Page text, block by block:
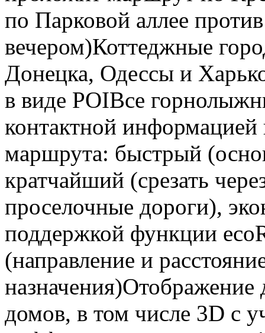
по Парковой аллее
вечером)Коттеджные
Донецка, Одессы и
в виде POIВсе
контактной
маршрута: быстрый
кратчайший (срезать
проселочные дороги),
поддержкой функции
(направление и
назначения)Отображение
домов, в том числе 3D с